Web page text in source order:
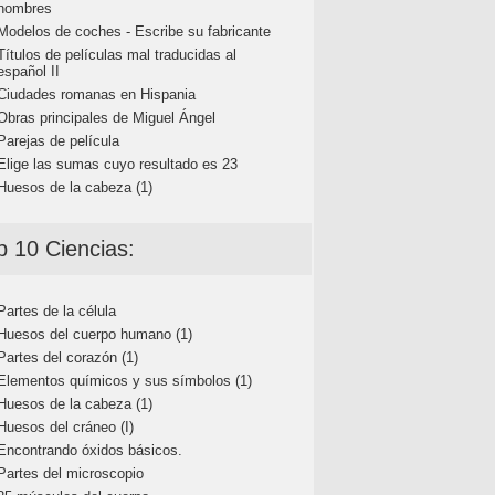
de coches - Escribe su fabricante
de películas mal traducidas al
II
romanas en Hispania
principales de Miguel Ángel
de película
las sumas cuyo resultado es 23
de la cabeza (1)
10 Ciencias:
de la célula
del cuerpo humano (1)
del corazón (1)
químicos y sus símbolos (1)
de la cabeza (1)
del cráneo (I)
óxidos básicos.
del microscopio